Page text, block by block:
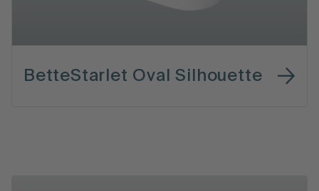
BetteStarlet Oval Silhouette